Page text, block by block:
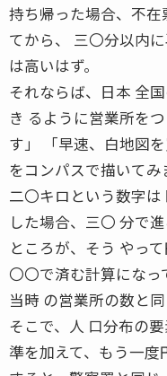
持ち帰った場合、不
てから、 三〇分以内
は高いはず。
それならば、日本 全
き るように営業所を
す」 「早速、白地図
をコンパスで描いてみ
二〇キロという数字
した場合、三〇 分で進
ところが、そう やっ
〇〇で済む計算になっ
当時 の営業所の数と同
そこで、人 口分布の
準を加えて、もう一度